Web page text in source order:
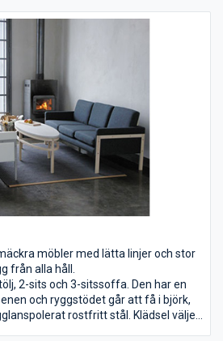
möbler med lätta linjer och stor
från alla håll.
2-sits och 3-sitssoffa. Den har en
och ryggstödet går att få i björk,
rostfritt stål. Klädsel väljer